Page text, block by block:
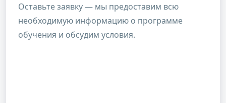
Оставьте заявку — мы предоставим всю
необходимую информацию о программе
обучения и обсудим условия.